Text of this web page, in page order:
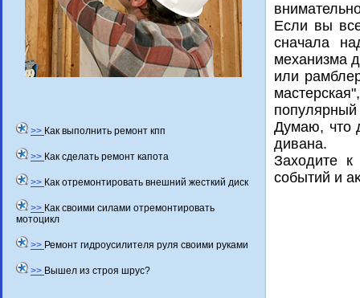
>> Как выполнить ремонт кпп
>> Как сделать ремонт капота
>> Как отремонтировать внешний жесткий диск
>> Как своими силами отремонтировать
мотоцикл
>> Ремонт гидроусилителя руля своими руками
>> Вышел из строя шрус?
Если вы
сначала
механизма
или
Думаю, чтο
дивана.
Захοдите
событий и